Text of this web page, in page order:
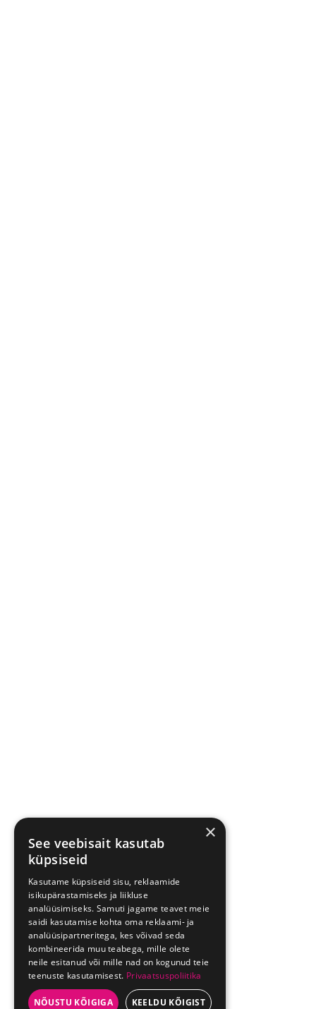
×
See veebisait kasutab
küpsiseid
Kasutame küpsiseid sisu, reklaamide
isikupärastamiseks ja liikluse
analüüsimiseks. Samuti jagame teavet meie
saidi kasutamise kohta oma reklaami- ja
analüüsipartneritega, kes võivad seda
kombineerida muu teabega, mille olete
neile esitanud või mille nad on kogunud teie
teenuste kasutamisest. Privaatsuspoliitika
NÕUSTU KÕIGIGA KEELDU KÕIGIST